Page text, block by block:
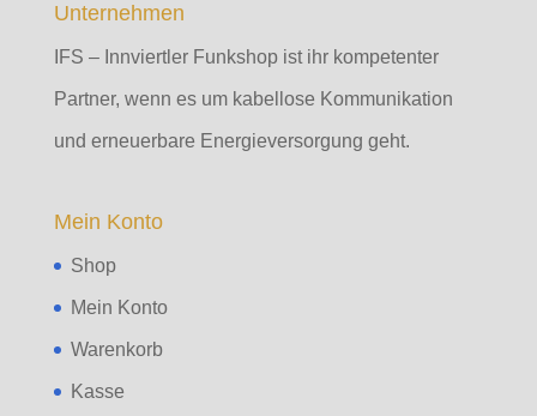
Unternehmen
IFS – Innviertler Funkshop ist ihr kompetenter
Partner, wenn es um kabellose Kommunikation
und erneuerbare Energieversorgung geht.
Mein Konto
Shop
Mein Konto
Warenkorb
Kasse